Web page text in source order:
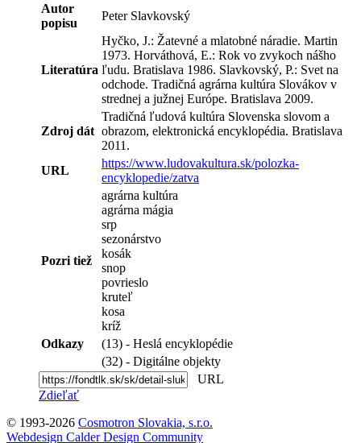
Autor
popisu
Peter Slavkovský
Literatúra
Hyčko, J.: Žatevné a mlatobné náradie. Martin
1973. Horváthová, E.: Rok vo zvykoch nášho
ľudu. Bratislava 1986. Slavkovský, P.: Svet na
odchode. Tradičná agrárna kultúra Slovákov v
strednej a južnej Európe. Bratislava 2009.
Zdroj dát
Tradičná ľudová kultúra Slovenska slovom a
obrazom, elektronická encyklopédia. Bratislava
2011.
URL
https://www.ludovakultura.sk/polozka-
encyklopedie/zatva
Pozri tiež
agrárna kultúra
agrárna mágia
srp
sezonárstvo
kosák
snop
povrieslo
kruteľ
kosa
kríž
Odkazy
(13) - Heslá encyklopédie
(32) - Digitálne objekty
URL
Zdieľať
© 1993-2026 Cosmotron Slovakia, s.r.o.
Webdesign Calder Design Community